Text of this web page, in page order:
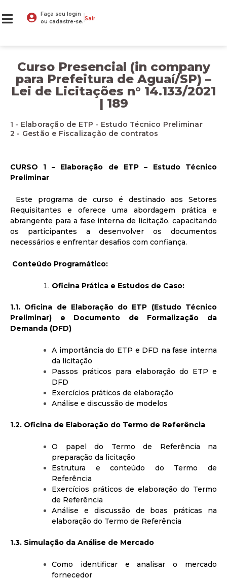
Faça seu login
ou cadastre-se. Sair
Curso Presencial (in company
para Prefeitura de Aguaí/SP) –
Lei de Licitações n° 14.133/2021
| 189
1 - Elaboração de ETP - Estudo Técnico Preliminar
2 - Gestão e Fiscalização de contratos
CURSO 1 – Elaboração de ETP – Estudo Técnico
Preliminar
Este programa de curso é destinado aos Setores
Requisitantes e oferece uma abordagem prática e
abrangente para a fase interna de licitação, capacitando
os participantes a desenvolver os documentos
necessários e enfrentar desafios com confiança.
Conteúdo Programático:
Oficina Prática e Estudos de Caso:
1.1. Oficina de Elaboração do ETP (Estudo Técnico
Preliminar) e Documento de Formalização da
Demanda (DFD)
A importância do ETP e DFD na fase interna
da licitação
Passos práticos para elaboração do ETP e
DFD
Exercícios práticos de elaboração
Análise e discussão de modelos
1.2. Oficina de Elaboração do Termo de Referência
O papel do Termo de Referência na
preparação da licitação
Estrutura e conteúdo do Termo de
Referência
Exercícios práticos de elaboração do Termo
de Referência
Análise e discussão de boas práticas na
elaboração do Termo de Referência
1.3. Simulação da Análise de Mercado
Como identificar e analisar o mercado
fornecedor